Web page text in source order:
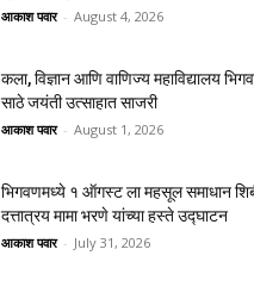
आकाश पवार - August 4, 2026
कला, विज्ञान आणि वाणिज्य महाविद्यालय
साठे जयंती उत्साहात साजरी
आकाश पवार - August 1, 2026
भिगवणमध्ये १ ऑगस्ट ला महसूल समाधान
दत्तात्रय मामा भरणे यांच्या हस्ते उद्घाटन
आकाश पवार - July 31, 2026